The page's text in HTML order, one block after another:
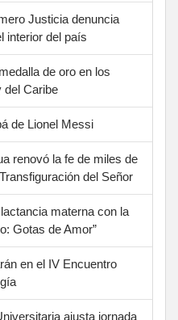
Justicia denuncia
interior del país
de oro en los
del Caribe
de Lionel Messi
renovó la fe de miles de
del Señor
materna con la
Gotas de Amor”
en el IV Encuentro
ajusta jornada